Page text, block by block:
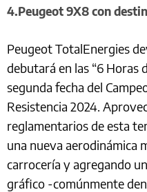
4.Peugeot 9X8 con
Peugeot TotalEnergies
debutará en las “6 Horas
segunda fecha del
Resistencia 2024.
reglamentarios de esta
una nueva aerodinámica
carrocería y agregando
gráfico -comúnmente